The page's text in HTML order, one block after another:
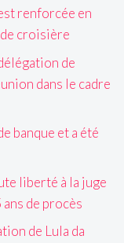
renforcée en
croisière
de
dans le cadre
banque et a été
liberté à la juge
de procès
de Lula da